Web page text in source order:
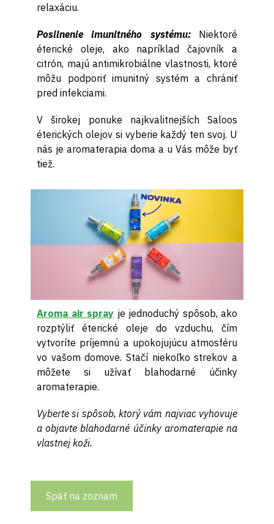
relaxáciu.
Posilnenie imunitného systému:Niektoré
éterické oleje, ako napríklad čajovník a
citrón, majú antimikrobiálne vlastnosti, ktoré
môžu podporiť imunitný systém a chrániť
pred infekciami.
V širokej ponuke najkvalitnejších Saloos
éterických olejov si vyberie každý ten svoj. U
nás je aromaterapia doma a u Vás môže byť
tiež.
Aroma air spray je jednoduchý spôsob, ako
rozptýliť éterické oleje do vzduchu, čím
vytvoríte príjemnú a upokojujúcu atmosféru
vo vašom domove. Stačí niekoľko strekov a
môžete si užívať blahodarné účinky
aromaterapie.
Vyberte si spôsob, ktorý vám najviac vyhovuje
a objavte blahodarné účinky aromaterapie na
vlastnej koži.
Späť na zoznam